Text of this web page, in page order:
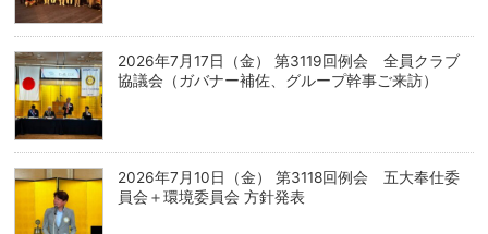
2026年7月17日（金） 第3119回例会 全員クラブ
協議会（ガバナー補佐、グループ幹事ご来訪）
2026年7月10日（金） 第3118回例会 五大奉仕委
員会＋環境委員会 方針発表